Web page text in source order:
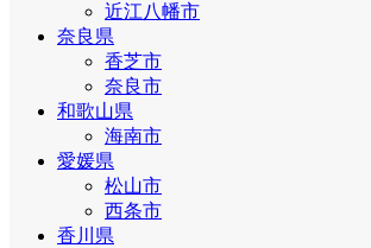
近江八幡市
奈良県
香芝市
奈良市
和歌山県
海南市
愛媛県
松山市
西条市
香川県